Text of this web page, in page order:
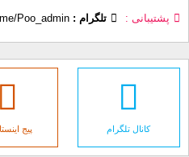
پشتیبانی تلگرام : Poo_admin
کانال تلگرام پیج